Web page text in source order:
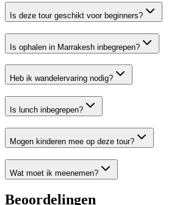
Is deze tour geschikt voor beginners?
Is ophalen in Marrakesh inbegrepen?
Heb ik wandelervaring nodig?
Is lunch inbegrepen?
Mogen kinderen mee op deze tour?
Wat moet ik meenemen?
Beoordelingen